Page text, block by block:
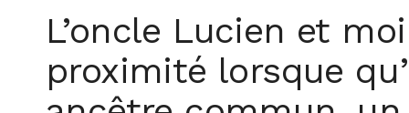
L’oncle Lucien et
proximité lorsque